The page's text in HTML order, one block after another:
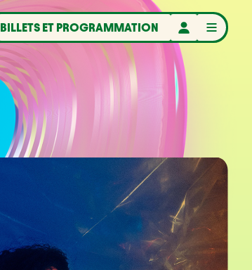
BILLETS ET PROGRAMMATION